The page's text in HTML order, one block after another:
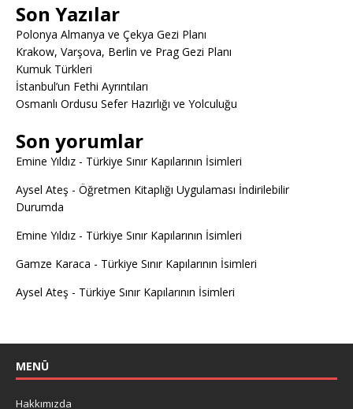
Son Yazılar
Polonya Almanya ve Çekya Gezi Planı
Krakow, Varşova, Berlin ve Prag Gezi Planı
Kumuk Türkleri
İstanbul’un Fethi Ayrıntıları
Osmanlı Ordusu Sefer Hazırlığı ve Yolculuğu
Son yorumlar
Emine Yıldız - Türkiye Sınır Kapılarının İsimleri
Aysel Ateş - Öğretmen Kitaplığı Uygulaması İndirilebilir
Durumda
Emine Yıldız - Türkiye Sınır Kapılarının İsimleri
Gamze Karaca - Türkiye Sınır Kapılarının İsimleri
Aysel Ateş - Türkiye Sınır Kapılarının İsimleri
MENÜ
Hakkımızda